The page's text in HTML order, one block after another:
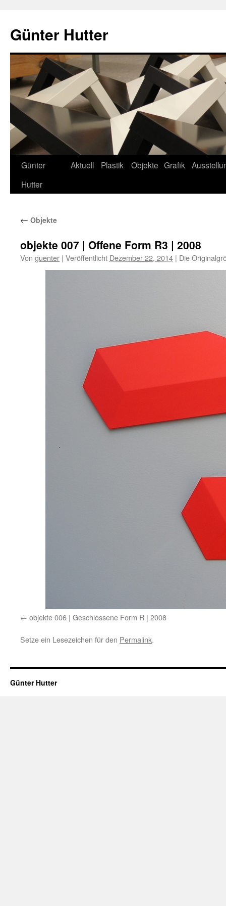
springen
Günter Hutter
Günter
Hutter
Aktuell Plastik Objekte Grafik
← Objekte
objekte 007 | Offene Form R3 | 2008
Von guenter | Veröffentlicht Dezember 22, 2014 | Die
objekte 006 | Geschlossene Form R | 2008
Setze ein Lesezeichen für den Permalink.
Günter Hutter